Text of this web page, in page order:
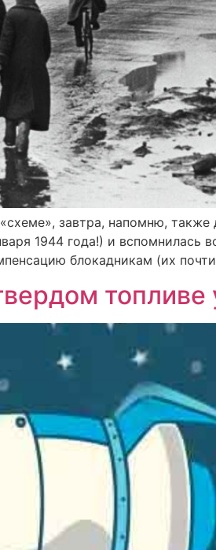
завтра, напомню, также
1944 года!) и вспомнилась
блокадникам (их